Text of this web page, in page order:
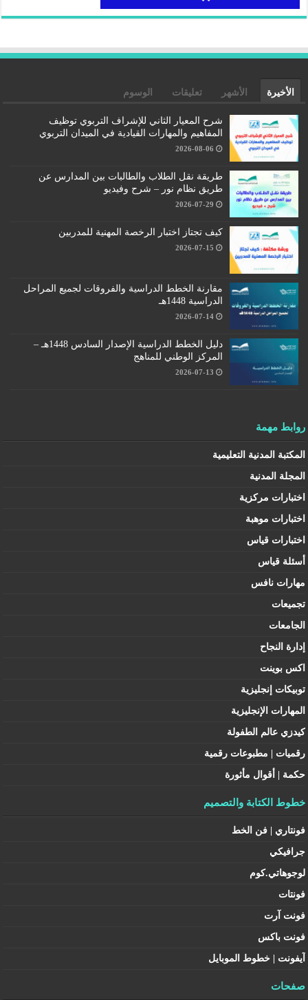
الأخيرة الأشهر تعليقات الوسوم
شرح المعيار الثاني للإشراف التربوي توظيف
المفاهيم والمهارات القيادية في الميدان التربوي
2026-08-06
طريقة نقل الطلاب والطالبات بين المدارس عن
طريق نظام نور – شرح وفيديو
2026-07-29
كيف تجتاز اختبار الرخصة المهنية للمدربين
2026-07-15
مقارنة الخطط الدراسية والفروقات لجميع المراحل
الدراسية 1448هـ
2026-07-14
دليل الخطط الدراسية الإصدار السادس 1448هـ –
المركز الوطني للمناهج
2026-07-13
روابط مهمة
المكتبة المدنية التعليمية
المجلة المدنية
اختبارات مركزية
اختبارات موهبة
اختبارات قياس
أسئلة قياس
مهارات نافس
تجميعات
الجامعات
إدارة النجاح
اكس بوينت
توبيكات إنجليزية
المهارات الإنجليزية
كيدزي عالم الطفولة
رقميات | مطبوعات رقمية
حكمة | أقوال مأثورة
خطوط الكتابة والتصميم
فونتاري | فن الخط
جرافيكي
لوجوهاتي.كوم
فونتات
فونت آرت
فونت باكس
آيفونت | خطوط الموبايل
صفحات